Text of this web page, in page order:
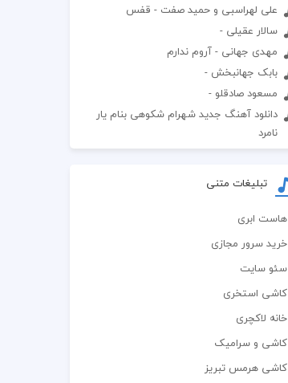
علی لهراسبی و حمید صفت - قفس
سالار عقیلی -
مهدی جهانی - آروم ندارم
بابک جهانبخش -
مسعود صادقلو -
دانلود آهنگ جدید شهرام شکوهی بنام یار
نامرد
تبلیغات متنی
هاست ابری
خرید سرور مجازی
سئو سایت
کاشی استخری
خانه لاکچری
کاشی و سرامیک
کاشی هرمس تبریز